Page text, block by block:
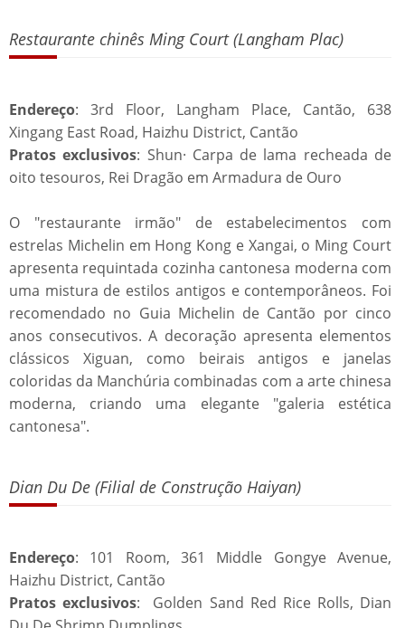
Restaurante chinês Ming Court (Langham Plac)
Endereço: 3rd Floor, Langham Place, Cantão, 638
Xingang East Road, Haizhu District, Cantão
Pratos exclusivos: Shun· Carpa de lama recheada de
oito tesouros, Rei Dragão em Armadura de Ouro
O "restaurante irmão" de estabelecimentos com
estrelas Michelin em Hong Kong e Xangai, o Ming Court
apresenta requintada cozinha cantonesa moderna com
uma mistura de estilos antigos e contemporâneos. Foi
recomendado no Guia Michelin de Cantão por cinco
anos consecutivos. A decoração apresenta elementos
clássicos Xiguan, como beirais antigos e janelas
coloridas da Manchúria combinadas com a arte chinesa
moderna, criando uma elegante "galeria estética
cantonesa".
Dian Du De (Filial de Construção Haiyan)
Endereço: 101 Room, 361 Middle Gongye Avenue,
Haizhu District, Cantão
Pratos exclusivos: Golden Sand Red Rice Rolls, Dian